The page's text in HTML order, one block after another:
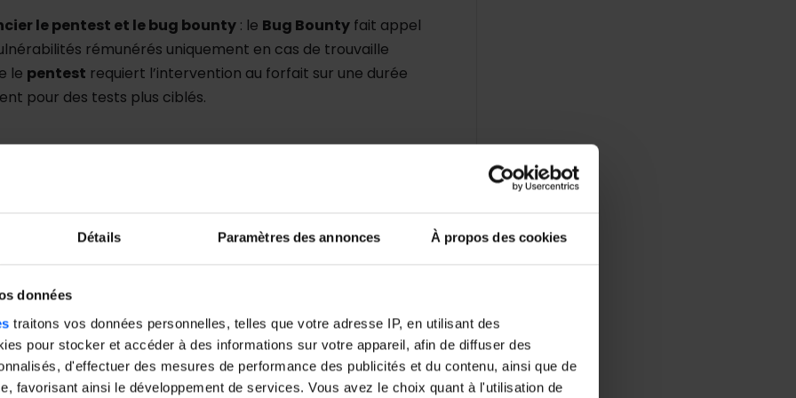
Détails Paramètres des annonces À propos des cookies
données
traitons vos données personnelles, telles que votre adresse IP, en utilisant des
pour stocker et accéder à des informations sur votre appareil, afin de diffuser des
d'effectuer des mesures de performance des publicités et du contenu, ainsi que de
favorisant ainsi le développement de services. Vous avez le choix quant à l'utilisation de
le pentest et le bug bounty : le Bug Bounty fait appel
rémunérés uniquement en cas de trouvaille
le pentest requiert l’intervention au forfait sur une durée
pour des tests plus ciblés.
de
bon point de départ est le **OWASP Top 10**, qui regroupe
sur les sites web
particulièrement dans le pentest d’applications web.